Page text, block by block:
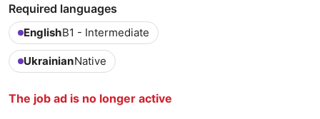
Required languages
EnglishB1 - Intermediate
UkrainianNative
The job ad is no longer active